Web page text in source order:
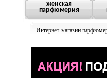
женская
парфюмерия
Интернет-магазин